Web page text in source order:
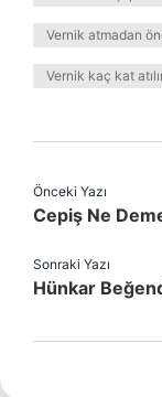
Vernik atmadan
Vernik kaç kat
Önceki Yazı
Cepiş Ne
Sonraki Yazı
Hünkar